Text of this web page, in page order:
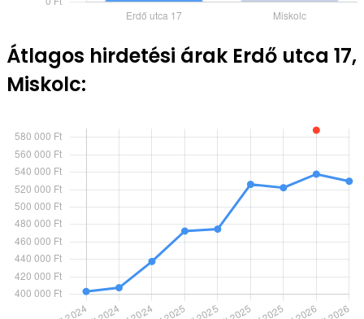
Átlagos hirdetési árak Erdő utca 17,
Miskolc: